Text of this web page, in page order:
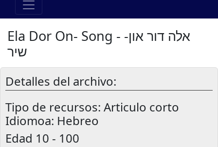
Ela Dor On- Song - אלה דור און-
שיר
Detalles del archivo:
Tipo de recursos: Articulo corto
Idiomoa: Hebreo
Edad 10 - 100